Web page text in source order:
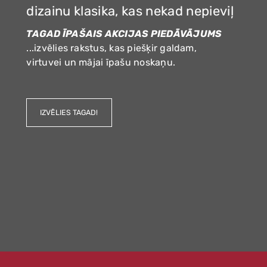
50 TOŅOS
no NordTEX6 auduma.
Izcils kritums.
Stabila forma arī vējā.
Bez “noguruma” laika gaitā.
IZVĒLIES IZMĒRU UN VEIDU!
dizainu klasika, kas nekad nepieviļ
TAGAD ĪPAŠAIS AKCIJAS PIEDĀVĀJUMS
...izvēlies rakstus, kas piešķir galdam,
virtuvei un mājai īpašu noskaņu.
IZVĒLIES TAGAD!
50 TOŅOS